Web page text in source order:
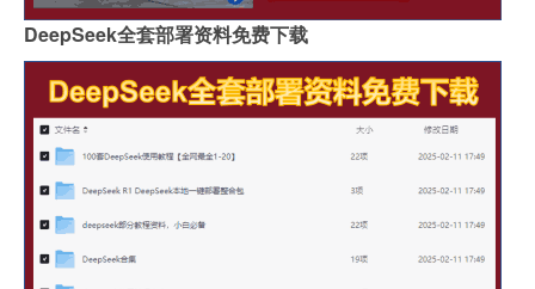
DeepSeek全套部署资料免费下载